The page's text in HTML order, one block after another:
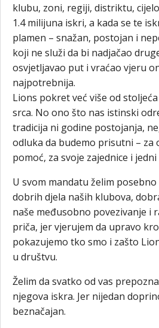
klubu, zoni, regiji, distriktu,
1.4 milijuna iskri, a kada se te
plamen – snažan, postojan i
koji ne služi da bi nadjačao
osvjetljavao put i vraćao vjeru
najpotrebnija.
Lions pokret već više od
srca. No ono što nas istinski
tradicija ni godine postojanja,
odluka da budemo prisutni – za
pomoć, za svoje zajednice i
U svom mandatu želim
dobrih djela naših klubova,
naše međusobno povezivanje i
priča, jer vjerujem da upravo
pokazujemo tko smo i zašto
u društvu.
Želim da svatko od vas
njegova iskra. Jer nijedan
beznačajan.